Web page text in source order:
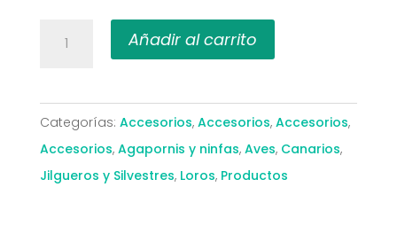
Nidos
Añadir al carrito
Categorías: Accesorios, Accesorios, Accesorios,
Accesorios, Agapornis y ninfas, Aves, Canarios,
Jilgueros y Silvestres, Loros, Productos